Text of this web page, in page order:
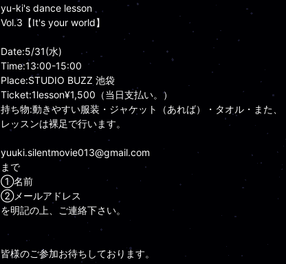
yu-ki's dance lesson
Vol.3【It's your world】
Date:5/31(水)
Time:13:00-15:00
Place:STUDIO BUZZ 池袋
Ticket:1lesson¥1,500（当日支払い。）
持ち物:動きやすい服装・ジャケット（あれば）・タオル・また、
レッスンは裸足で行います。
yuuki.silentmovie013@gmail.com
まで
①名前
②メールアドレス
を明記の上、ご連絡下さい。
皆様のご参加お待ちしております。